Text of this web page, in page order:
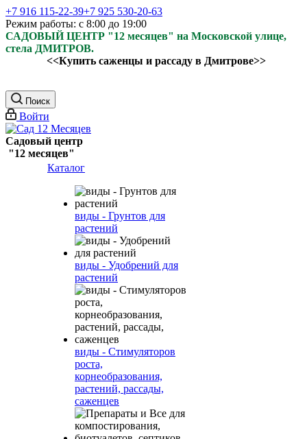
+7 916 115-22-39+7 925 530-20-63
Режим работы: с 8:00 до 19:00
САДОВЫЙ ЦЕНТР "12 месяцев" на Московской улице,
стела ДМИТРОВ.
<<Купить саженцы и рассаду в Дмитрове>>
Поиск
Войти
Садовый центр
"12 месяцев"
Каталог
виды - Грунтов для
растений
виды - Удобрений для
растений
виды - Стимуляторов
роста,
корнеобразования,
растений, рассады,
саженцев